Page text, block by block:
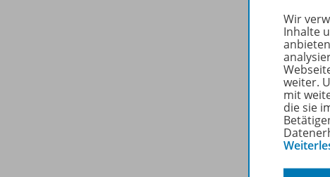
Wir
Inhalte
weiter.
mit
die sie